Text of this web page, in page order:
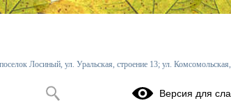
Лосиный, ул. Уральская, строение 13; ул.
Версия для